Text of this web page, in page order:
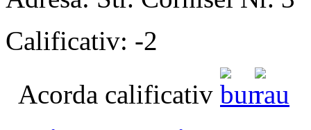
Calificativ: -2
Acorda calificativ